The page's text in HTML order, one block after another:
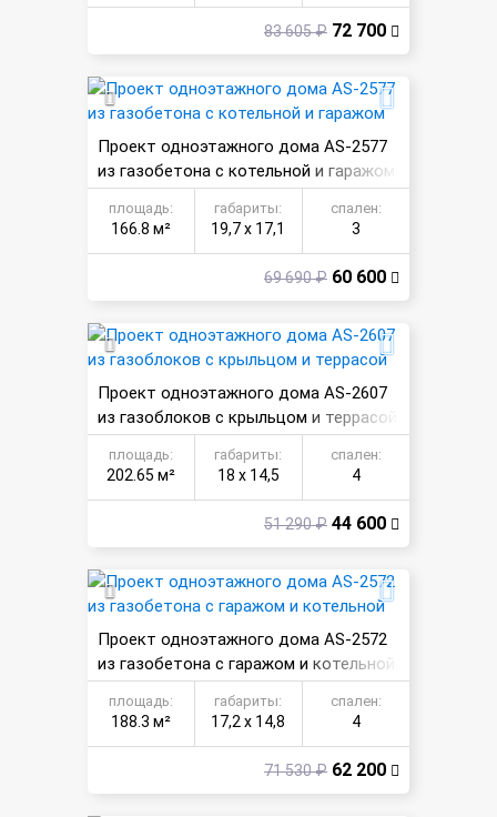
83 605 ₽ 72 700
Проект одноэтажного дома AS-2577
из газобетона с котельной и гаражом
площадь:
166.8 м²
габариты:
19,7 х 17,1
спален:
3
69 690 ₽ 60 600
Проект одноэтажного дома AS-2607
из газоблоков с крыльцом и террасой
площадь:
202.65 м²
габариты:
18 х 14,5
спален:
4
51 290 ₽ 44 600
Проект одноэтажного дома AS-2572
из газобетона с гаражом и котельной
площадь:
188.3 м²
габариты:
17,2 х 14,8
спален:
4
71 530 ₽ 62 200